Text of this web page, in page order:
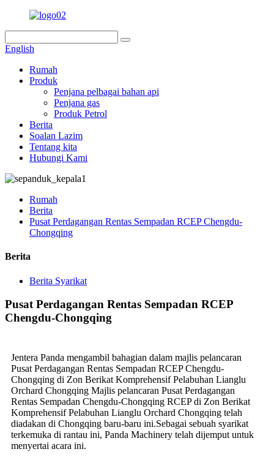
English
Rumah
Produk
Penjana pelbagai bahan api
Penjana gas
Produk Petrol
Berita
Soalan Lazim
Tentang kita
Hubungi Kami
Rumah
Berita
Pusat Perdagangan Rentas Sempadan RCEP Chengdu-
Chongqing
Berita
Berita Syarikat
Pusat Perdagangan Rentas Sempadan RCEP
Chengdu-Chongqing
Jentera Panda mengambil bahagian dalam majlis pelancaran
Pusat Perdagangan Rentas Sempadan RCEP Chengdu-
Chongqing di Zon Berikat Komprehensif Pelabuhan Lianglu
Orchard Chongqing Majlis pelancaran Pusat Perdagangan
Rentas Sempadan Chengdu-Chongqing RCEP di Zon Berikat
Komprehensif Pelabuhan Lianglu Orchard Chongqing telah
diadakan di Chongqing baru-baru ini.Sebagai sebuah syarikat
terkemuka di rantau ini, Panda Machinery telah dijemput untuk
menyertai acara ini.